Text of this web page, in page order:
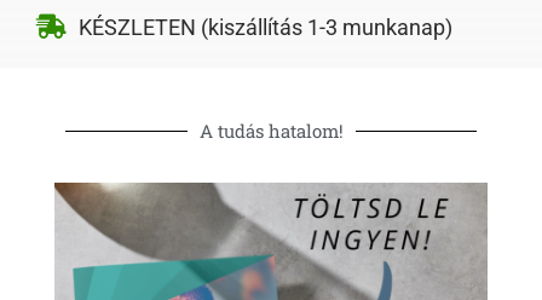
KÉSZLETEN (kiszállítás 1-3 munkanap)
A tudás hatalom!